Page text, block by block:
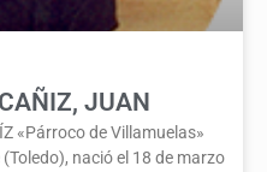
JUAN
«Párroco de Villamuelas»
nació el 18 de marzo